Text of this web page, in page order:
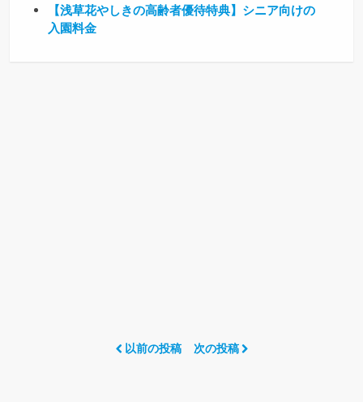
【浅草花やしきの高齢者優待特典】シニア向けの
入園料金
以前の投稿 次の投稿